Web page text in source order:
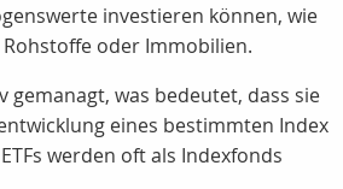
investieren können, wie
Rohstoffe oder Immobilien.
gemanagt, was bedeutet, dass sie
eines bestimmten Index
werden oft als Indexfonds